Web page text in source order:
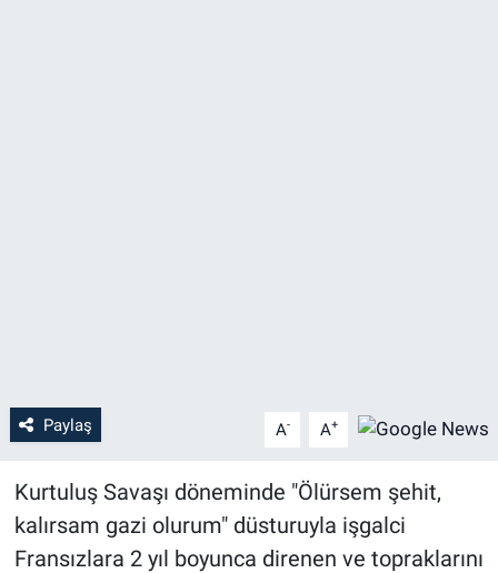
Paylaş A- A+
Kurtuluş Savaşı döneminde "Ölürsem şehit,
kalırsam gazi olurum" düsturuyla işgalci
Fransızlara 2 yıl boyunca direnen ve topraklarını